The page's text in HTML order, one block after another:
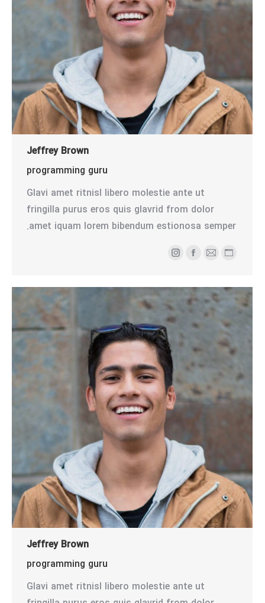
Jeffrey Brown
programming guru
Glavi amet ritnisl libero molestie ante ut
fringilla purus eros quis glavrid from dolor
amet iquam lorem bibendum estionosa semper.
وبلاگ
وبسایت
ایمیلفیسبوکاینستاگرام
Jeffrey Brown
programming guru
Glavi amet ritnisl libero molestie ante ut